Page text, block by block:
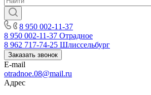
8 950 002-11-37
8 950 002-11-37 Отрадное
8 962 717-74-25 Шлиссельбург
Заказать звонок
E-mail
otradnoe.08@mail.ru
Адрес